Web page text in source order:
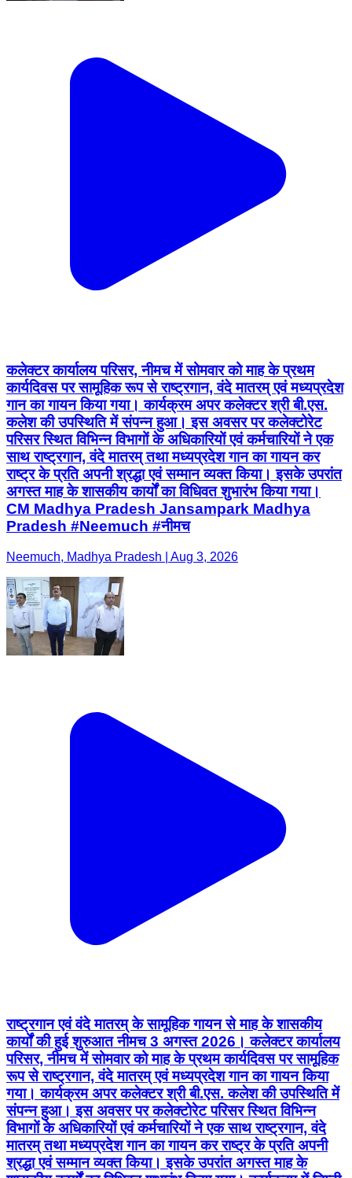
कलेक्टर कार्यालय परिसर, नीमच में सोमवार को माह के प्रथम
कार्यदिवस पर सामूहिक रूप से राष्ट्रगान, वंदे मातरम् एवं मध्यप्रदेश
गान का गायन किया गया। कार्यक्रम अपर कलेक्टर श्री बी.एस.
कलेश की उपस्थिति में संपन्न हुआ। इस अवसर पर कलेक्टोरेट
परिसर स्थित विभिन्न विभागों के अधिकारियों एवं कर्मचारियों ने एक
साथ राष्ट्रगान, वंदे मातरम् तथा मध्यप्रदेश गान का गायन कर
राष्ट्र के प्रति अपनी श्रद्धा एवं सम्मान व्यक्त किया। इसके उपरांत
अगस्त माह के शासकीय कार्यों का विधिवत शुभारंभ किया गया।
CM Madhya Pradesh Jansampark Madhya
Pradesh #Neemuch #नीमच
Neemuch, Madhya Pradesh | Aug 3, 2026
राष्ट्रगान एवं वंदे मातरम् के सामूहिक गायन से माह के शासकीय
कार्यों की हुई शुरुआत नीमच 3 अगस्त 2026। कलेक्टर कार्यालय
परिसर, नीमच में सोमवार को माह के प्रथम कार्यदिवस पर सामूहिक
रूप से राष्ट्रगान, वंदे मातरम् एवं मध्यप्रदेश गान का गायन किया
गया। कार्यक्रम अपर कलेक्टर श्री बी.एस. कलेश की उपस्थिति में
संपन्न हुआ। इस अवसर पर कलेक्टोरेट परिसर स्थित विभिन्न
विभागों के अधिकारियों एवं कर्मचारियों ने एक साथ राष्ट्रगान, वंदे
मातरम् तथा मध्यप्रदेश गान का गायन कर राष्ट्र के प्रति अपनी
श्रद्धा एवं सम्मान व्यक्त किया। इसके उपरांत अगस्त माह के